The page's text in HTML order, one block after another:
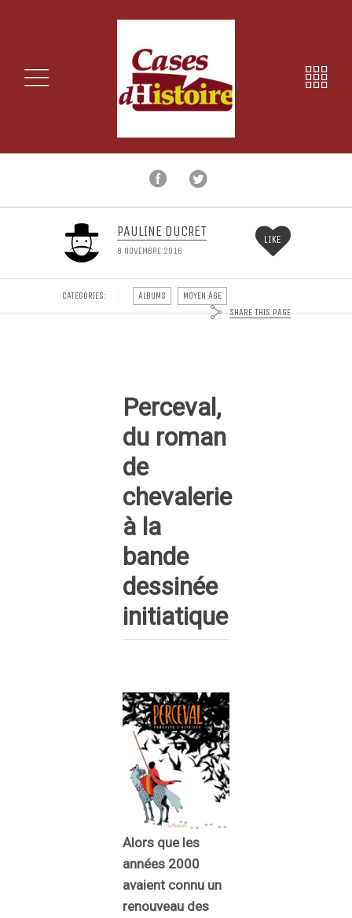
PAULINE DUCRET
8 NOVEMBRE 2016
LIKE
CATEGORIES: ALBUMS
MOYEN ÂGE
SHARE THIS PAGE
Perceval,
du roman
de
chevalerie
à la
bande
dessinée
initiatique
Alors que les
années 2000
avaient connu un
renouveau des